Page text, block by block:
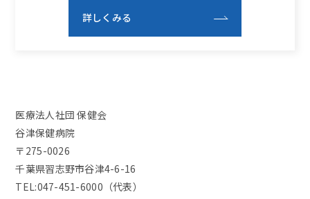
詳しくみる
医療法人社団 保健会
谷津保健病院
〒275-0026
千葉県習志野市谷津4-6-16
TEL:047-451-6000（代表）